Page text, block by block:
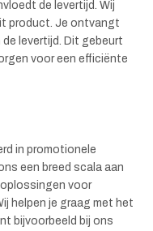
de levertijd. Wij
product. Je ontvangt
levertijd. Dit gebeurt
voor een efficiënte
in promotionele
een breed scala aan
voor
helpen je graag met het
bijvoorbeeld bij ons